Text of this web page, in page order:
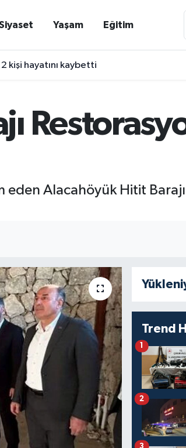
Yaşam Eğitim
kişi hayatını kaybetti
eden Alacahöyük Hitit
Trend
1
2
3